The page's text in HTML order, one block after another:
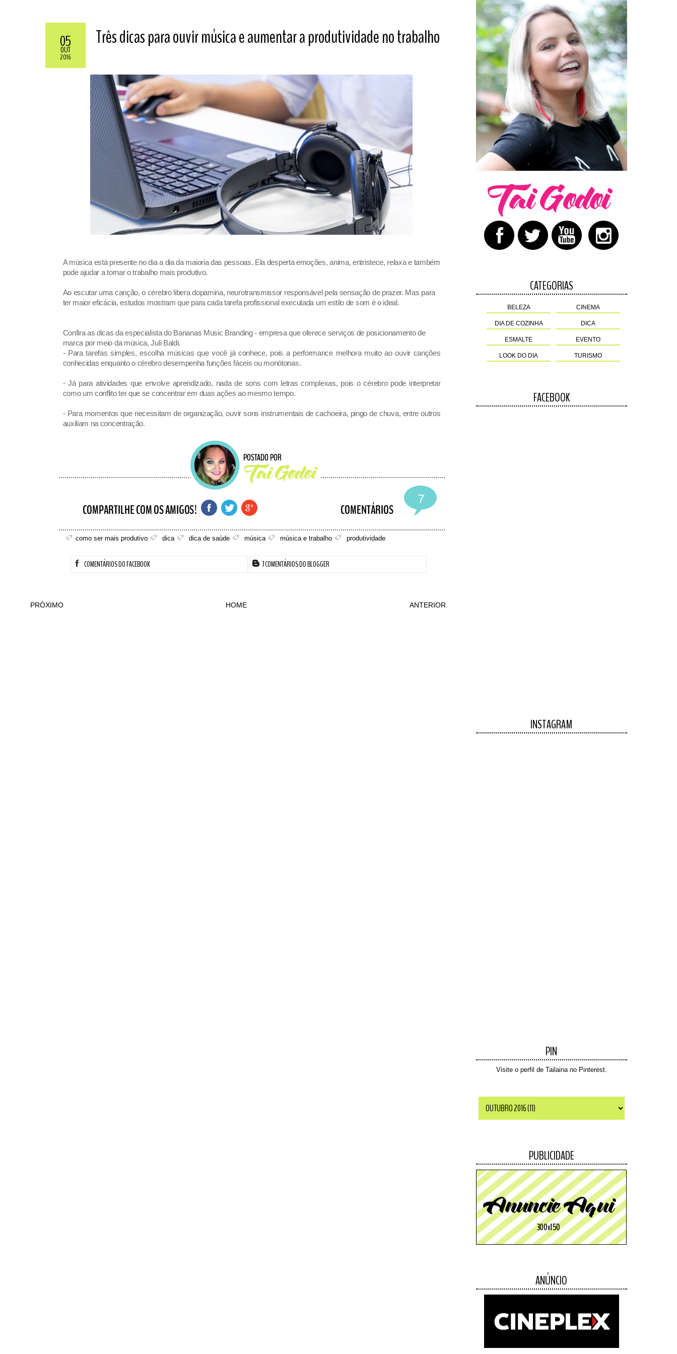
05
OUT
2016
Três dicas para ouvir música e aumentar a produtividade no trabalho
A música está presente no dia a dia da maioria das pessoas. Ela desperta emoções, anima, entristece, relaxa e também
pode ajudar a tornar o trabalho mais produtivo.
Ao escutar uma canção, o cérebro libera dopamina, neurotransmissor responsável pela sensação de prazer. Mas para
ter maior eficácia, estudos mostram que para cada tarefa profissional executada um estilo de som é o ideal.
Confira as dicas da especialista do Bananas Music Branding - empresa que oferece serviços de posicionamento de
marca por meio da música, Juli Baldi.
- Para tarefas simples, escolha músicas que você já conhece, pois a performance melhora muito ao ouvir canções
conhecidas enquanto o cérebro desempenha funções fáceis ou monótonas.
- Já para atividades que envolve aprendizado, nada de sons com letras complexas, pois o cérebro pode interpretar
como um conflito ter que se concentrar em duas ações ao mesmo tempo.
- Para momentos que necessitam de organização, ouvir sons instrumentais de cachoeira, pingo de chuva, entre outros
auxiliam na concentração.
7
como ser mais produtivo dica dica de saúde música música e trabalho produtividade
COMENTÁRIOS DO FACEBOOK 7 COMENTÁRIOS DO BLOGGER
PRÓXIMO HOME ANTERIOR
CATEGORIAS
BELEZA CINEMA
DIA DE COZINHA DICA
ESMALTE EVENTO
LOOK DO DIA TURISMO
FACEBOOK
INSTAGRAM
PIN
Visite o perfil de Tailaina no Pinterest.
PUBLICIDADE
ANÚNCIO